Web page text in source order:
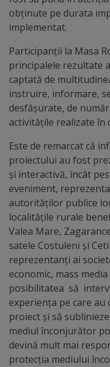
de
Excelență
Ungheniul
turistic
Obiective
turistice
Sculpturi
(harta
marcante
Sportivi
obținute pe durata
implementat.
Participanții la Masa
principalele rezultate
captată de
instruire, informare,
desfășurate, de
activitățile realizate în
Este de remarcat că
proiectului au fost
și interactivă, încât
eveniment,
autorităților publice
localitățile rurale
Valea Mare,
satele Costuleni și
reprezentanți ai
economic, mass
posibilitatea să
experiența pe care
proiect și să
mediul înconjurător
devină mult mai
protecția mediului